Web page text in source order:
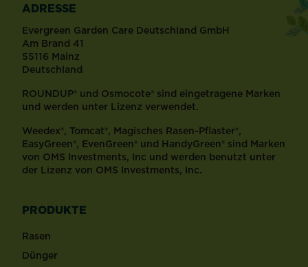
ADRESSE
Evergreen Garden Care Deutschland GmbH
Am Brand 41
55116 Mainz
Deutschland
ROUNDUP® und Osmocote® sind eingetragene Marken
und werden unter Lizenz verwendet.
Weedex®, Tomcat®, Magisches Rasen-Pflaster®,
EasyGreen®, EvenGreen® und HandyGreen® sind Marken
von OMS Investments, Inc und werden benutzt unter
der Lizenz von OMS Investments, Inc.
PRODUKTE
Rasen
Dünger